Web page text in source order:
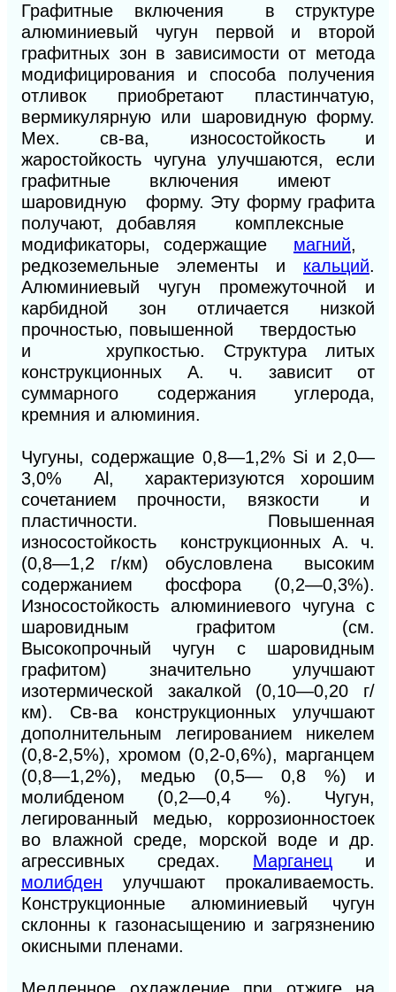
Графитные включения в структуре
алюминиевый чугун первой и второй
графитных зон в зависимости от метода
модифицирования и способа получения
отливок приобретают пластинчатую,
вермикулярную или шаровидную форму.
Мех. св-ва, износостойкость и
жаростойкость чугуна улучшаются, если
графитные включения имеют
шаровидную форму. Эту форму графита
получают, добавляя комплексные
модификаторы, содержащие магний,
редкоземельные элементы и кальций.
Алюминиевый чугун промежуточной и
карбидной зон отличается низкой
прочностью, повышенной твердостью
и хрупкостью. Структура литых
конструкционных А. ч. зависит от
суммарного содержания углерода,
кремния и алюминия.
Чугуны, содержащие 0,8—1,2% Si и 2,0—
3,0% Аl, характеризуются хорошим
сочетанием прочности, вязкости и
пластичности. Повышенная
износостойкость конструкционных А. ч.
(0,8—1,2 г/км) обусловлена высоким
содержанием фосфора (0,2—0,3%).
Износостойкость алюминиевого чугуна с
шаровидным графитом (см.
Высокопрочный чугун с шаровидным
графитом) значительно улучшают
изотермической закалкой (0,10—0,20 г/
км). Св-ва конструкционных улучшают
дополнительным легированием никелем
(0,8-2,5%), хромом (0,2-0,6%), марганцем
(0,8—1,2%), медью (0,5— 0,8 %) и
молибденом (0,2—0,4 %). Чугун,
легированный медью, коррозионностоек
во влажной среде, морской воде и др.
агрессивных средах. Марганец и
молибден улучшают прокаливаемость.
Конструкционные алюминиевый чугун
склонны к газонасыщению и загрязнению
окисными пленами.